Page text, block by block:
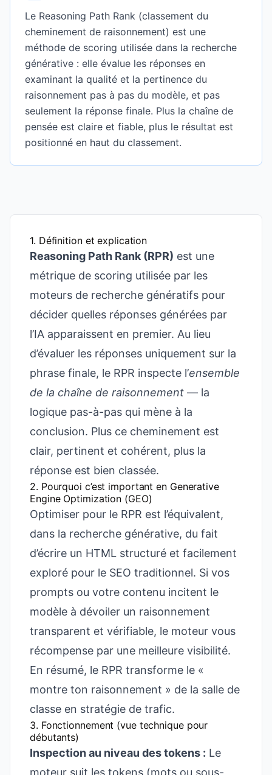
Le Reasoning Path Rank (classement du
cheminement de raisonnement) est une
méthode de scoring utilisée dans la recherche
générative : elle évalue les réponses en
examinant la qualité et la pertinence du
raisonnement pas à pas du modèle, et pas
seulement la réponse finale. Plus la chaîne de
pensée est claire et fiable, plus le résultat est
positionné en haut du classement.
1. Définition et explication
Reasoning Path Rank (RPR) est une
métrique de scoring utilisée par les
moteurs de recherche génératifs pour
décider quelles réponses générées par
l’IA apparaissent en premier. Au lieu
d’évaluer les réponses uniquement sur la
phrase finale, le RPR inspecte l’ensemble
de la chaîne de raisonnement — la
logique pas-à-pas qui mène à la
conclusion. Plus ce cheminement est
clair, pertinent et cohérent, plus la
réponse est bien classée.
2. Pourquoi c’est important en Generative
Engine Optimization (GEO)
Optimiser pour le RPR est l’équivalent,
dans la recherche générative, du fait
d’écrire un HTML structuré et facilement
exploré pour le SEO traditionnel. Si vos
prompts ou votre contenu incitent le
modèle à dévoiler un raisonnement
transparent et vérifiable, le moteur vous
récompense par une meilleure visibilité.
En résumé, le RPR transforme le «
montre ton raisonnement » de la salle de
classe en stratégie de trafic.
3. Fonctionnement (vue technique pour
débutants)
Inspection au niveau des tokens : Le
moteur suit les tokens (mots ou sous-